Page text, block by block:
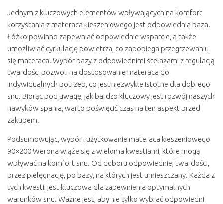
Jednym z kluczowych elementów wpływających na komfort
korzystania z materaca kieszeniowego jest odpowiednia baza.
Łóżko powinno zapewniać odpowiednie wsparcie, a także
umożliwiać cyrkulację powietrza, co zapobiega przegrzewaniu
się materaca. Wybór bazy z odpowiednimi stelażami z regulacją
twardości pozwoli na dostosowanie materaca do
indywidualnych potrzeb, co jest niezwykle istotne dla dobrego
snu. Biorąc pod uwagę, jak bardzo kluczowy jest rozwój naszych
nawyków spania, warto poświęcić czas na ten aspekt przed
zakupem.
Podsumowując, wybór i użytkowanie materaca kieszeniowego
90×200 Werona wiąże się z wieloma kwestiami, które mogą
wpływać na komfort snu. Od doboru odpowiedniej twardości,
przez pielęgnację, po bazy, na których jest umieszczany. Każda z
tych kwestii jest kluczowa dla zapewnienia optymalnych
warunków snu. Ważne jest, aby nie tylko wybrać odpowiedni